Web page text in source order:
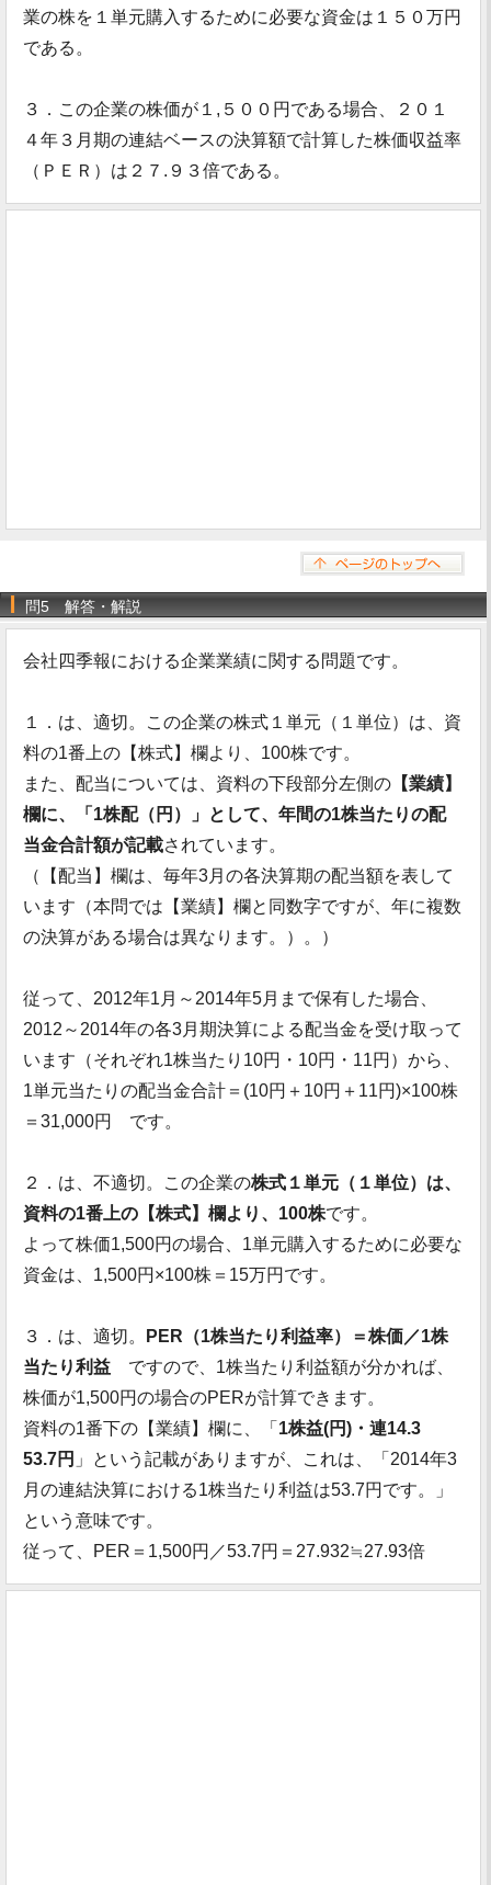
業の株を１単元購入するために必要な資金は１５０万円
である。
３．この企業の株価が１,５００円である場合、２０１
４年３月期の連結ベースの決算額で計算した株価収益率
（ＰＥＲ）は２７.９３倍である。
問5 解答・解説
会社四季報における企業業績に関する問題です。
１．は、適切。この企業の株式１単元（１単位）は、資
料の1番上の【株式】欄より、100株です。
また、配当については、資料の下段部分左側の 【業績】
欄に、「1株配（円）」として、年間の1株当たりの配
当金合計額が記載されています。
（【配当】欄は、毎年3月の各決算期の配当額を表して
います（本問では【業績】欄と同数字ですが、年に複数
の決算がある場合は異なります。）。）
従って、2012年1月～2014年5月まで保有した場合、
2012～2014年の各3月期決算による配当金を受け取って
います（それぞれ1株当たり10円・10円・11円）から、
1単元当たりの配当金合計＝(10円＋10円＋11円)×100株
＝31,000円 です。
２．は、不適切。この企業の株式１単元（１単位）は、
資料の1番上の【株式】欄より、100株です。
よって株価1,500円の場合、1単元購入するために必要な
資金は、1,500円×100株＝15万円です。
３．は、適切。
PER（1株当たり利益率）＝株価／1株
当たり利益 ですので、1株当たり利益額が分かれば、
株価が1,500円の場合のPERが計算できます。
資料の1番下の【業績】欄に、「 1株益(円)・連14.3
53.7円 」という記載がありますが、これは、「2014年3
月の連結決算における1株当たり利益は53.7円です。」
という意味です。
従って、PER＝1,500円／53.7円＝27.932≒27.93倍